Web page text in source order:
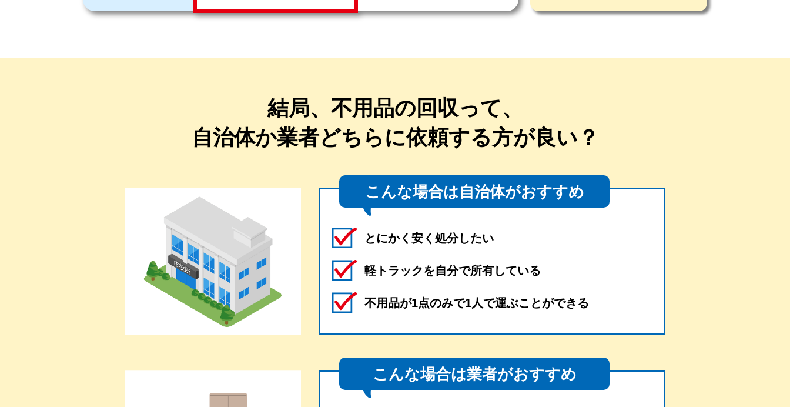
結局、不用品の回収って、
自治体か業者どちらに依頼する方が良い？
こんな場合は自治体がおすすめ
とにかく安く処分したい
軽トラックを自分で所有している
不用品が1点のみで1人で運ぶことができる
こんな場合は業者がおすすめ